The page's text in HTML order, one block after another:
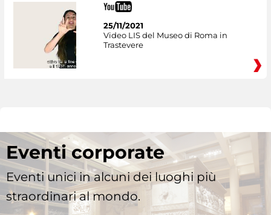
25/11/2021
Video LIS del Museo di Roma in
Trastevere
Eventi corporate
Eventi unici in alcuni dei luoghi più
straordinari al mondo.